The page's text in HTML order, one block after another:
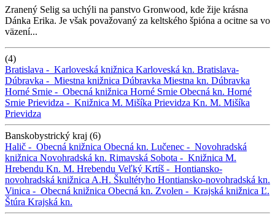
Zranený Selig sa uchýli na panstvo Gronwood, kde žije krásna
Dánka Erika. Je však považovaný za keltského špióna a ocitne sa vo
väzení...
(4)
Bratislava - Karloveská knižnica Karloveská kn. Bratislava-
Dúbravka - Miestna knižnica Dúbravka Miestna kn. Dúbravka
Horné Srnie - Obecná knižnica Horné Srnie Obecná kn. Horné
Srnie Prievidza - Knižnica M. Mišíka Prievidza Kn. M. Mišíka
Prievidza
Banskobystrický kraj (6)
Halič - Obecná knižnica Obecná kn. Lučenec - Novohradská
knižnica Novohradská kn. Rimavská Sobota - Knižnica M.
Hrebendu Kn. M. Hrebendu Veľký Krtíš - Hontiansko-
novohradská knižnica A.H. Škultétyho Hontiansko-novohradská kn.
Vinica - Obecná knižnica Obecná kn. Zvolen - Krajská knižnica Ľ.
Štúra Krajská kn.